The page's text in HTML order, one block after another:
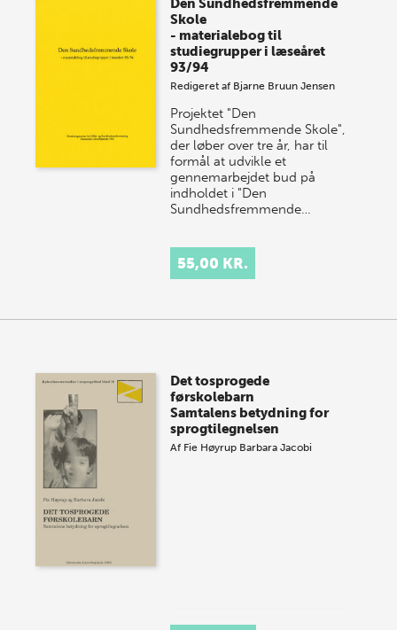
Den Sundhedsfremmende
Skole
- materialebog til
studiegrupper i læseåret
93/94
Redigeret af Bjarne Bruun Jensen
Projektet "Den
Sundhedsfremmende Skole",
der løber over tre år, har til
formål at udvikle et
gennemarbejdet bud på
indholdet i "Den
Sundhedsfremmende…
55,00 KR.
Det tosprogede
førskolebarn
Samtalens betydning for
sprogtilegnelsen
Af Fie Høyrup Barbara Jacobi